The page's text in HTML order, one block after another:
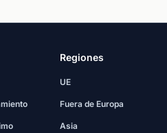
Regiones
UE
Fuera de Europa
Asia